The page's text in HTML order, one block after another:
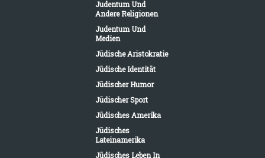
Judentum Und
Andere Religionen
Judentum Und
Medien
Jüdische Aristokratie
Jüdische Identität
Jüdischer Humor
Jüdischer Sport
Jüdisches Amerika
Jüdisches
Lateinamerika
Jüdisches Leben In